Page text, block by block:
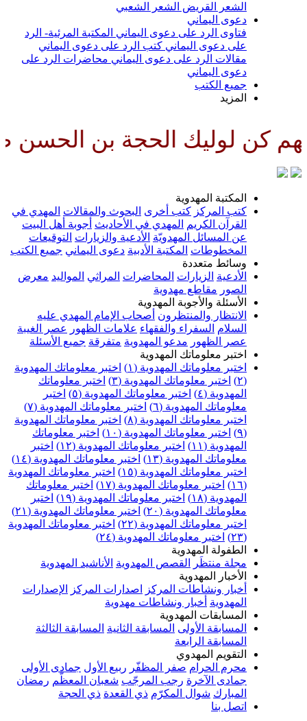
الشعر القريض الشعر الشعبي
دعوى اليماني
فتاوى الرد على دعوى اليماني المكتبة المرئية- الرد
على دعوى اليماني كتب الرد على دعوى اليماني
مقالات الرد على دعوى اليماني محاضرات الرد على
دعوى اليماني
جميع الكتب
المزيد
الحجة بن الحسن صلواتك
المكتبة المهدوية
كتب المركز كتب أخرى البحوث والمقالات المهدي في
القرآن الكريم
المهدي في الأحاديث أجوبة أهل البيت
عن المسائل المهدويّة الأدعية والزيارات التوقيعات
المخطوطات المكتبة الأدبية دعوى اليماني جميع الكتب
وسائط متعددة
الأدعية الزيارات المحاضرات المراثي المواليد معرض
الصور مقاطع مهدوية
الأسئلة والأجوبة المهدوية
الانتظار والمنتظرون أصحاب الإمام المهدي عليه
السلام السفراء والفقهاء علامات الظهور
عصر الغيبة
عصر الظهور مدعو المهدوية متفرقة جميع الأسئلة
اختبر معلوماتك المهدوية
اختبر معلوماتك المهدوية (١)
اختبر معلوماتك المهدوية
(٢)
اختبر معلوماتك المهدوية (٣)
اختبر معلوماتك
المهدوية (٤)
اختبر معلوماتك المهدوية (٥)
اختبر
معلوماتك المهدوية (٦)
اختبر معلوماتك المهدوية (٧)
اختبر معلوماتك المهدوية (٨)
اختبر معلوماتك المهدوية
(٩)
اختبر معلوماتك المهدوية (١٠)
اختبر معلوماتك
المهدوية (١١)
اختبر معلوماتك المهدوية (١٢)
اختبر
معلوماتك المهدوية (١٣)
اختبر معلوماتك المهدوية (١٤)
اختبر معلوماتك المهدوية (١٥)
اختبر معلوماتك المهدوية
(١٦)
اختبر معلوماتك المهدوية (١٧)
اختبر معلوماتك
المهدوية (١٨)
اختبر معلوماتك المهدوية (١٩)
اختبر
معلوماتك المهدوية (٢٠)
اختبر معلوماتك المهدوية (٢١)
اختبر معلوماتك المهدوية (٢٢)
اختبر معلوماتك المهدوية
(٢٣)
اختبر معلوماتك المهدوية (٢٤)
الطفولة المهدوية
مجلة منتظَر
القصص المهدوية الأناشيد المهدوية
الأخبار المهدوية
أخبار ونشاطات المركز
اصدارات المركز
الإصدارات
المهدوية أخبار ونشاطات مهدوية
المسابقات المهدوية
المسابقة الأولى المسابقة الثانية المسابقة الثالثة
المسابقة الرابعة
التقويم المهدوي
محرم الحرام صفر المظفّر ربيع الأول جمادى الأولى
جمادى الآخرة رجب المرجّب شعبان المعظّم رمضان
المبارك شوال المكرّم ذي القعدة ذي الحجة
اتصل بنا